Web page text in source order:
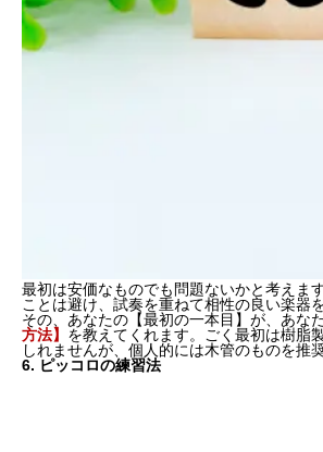
最初は安価なものでも問題ないかと考えま
ことは避け、 試奏を重ねて相性の良い楽器
その、あなたの 【最初の一本目】 が、あな
方法】 を教えてくれます。ごく最初は樹脂
しれませんが、個人的には木管のものを推
6. ピッコロの練習法